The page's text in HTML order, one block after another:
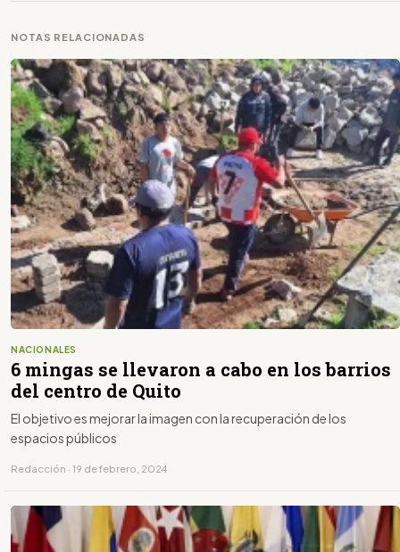
NOTAS RELACIONADAS
NACIONALES
6 mingas se llevaron a cabo en los barrios
del centro de Quito
El objetivo es mejorar la imagen con la recuperación de los
espacios públicos
Redacción · 19 de febrero, 2024